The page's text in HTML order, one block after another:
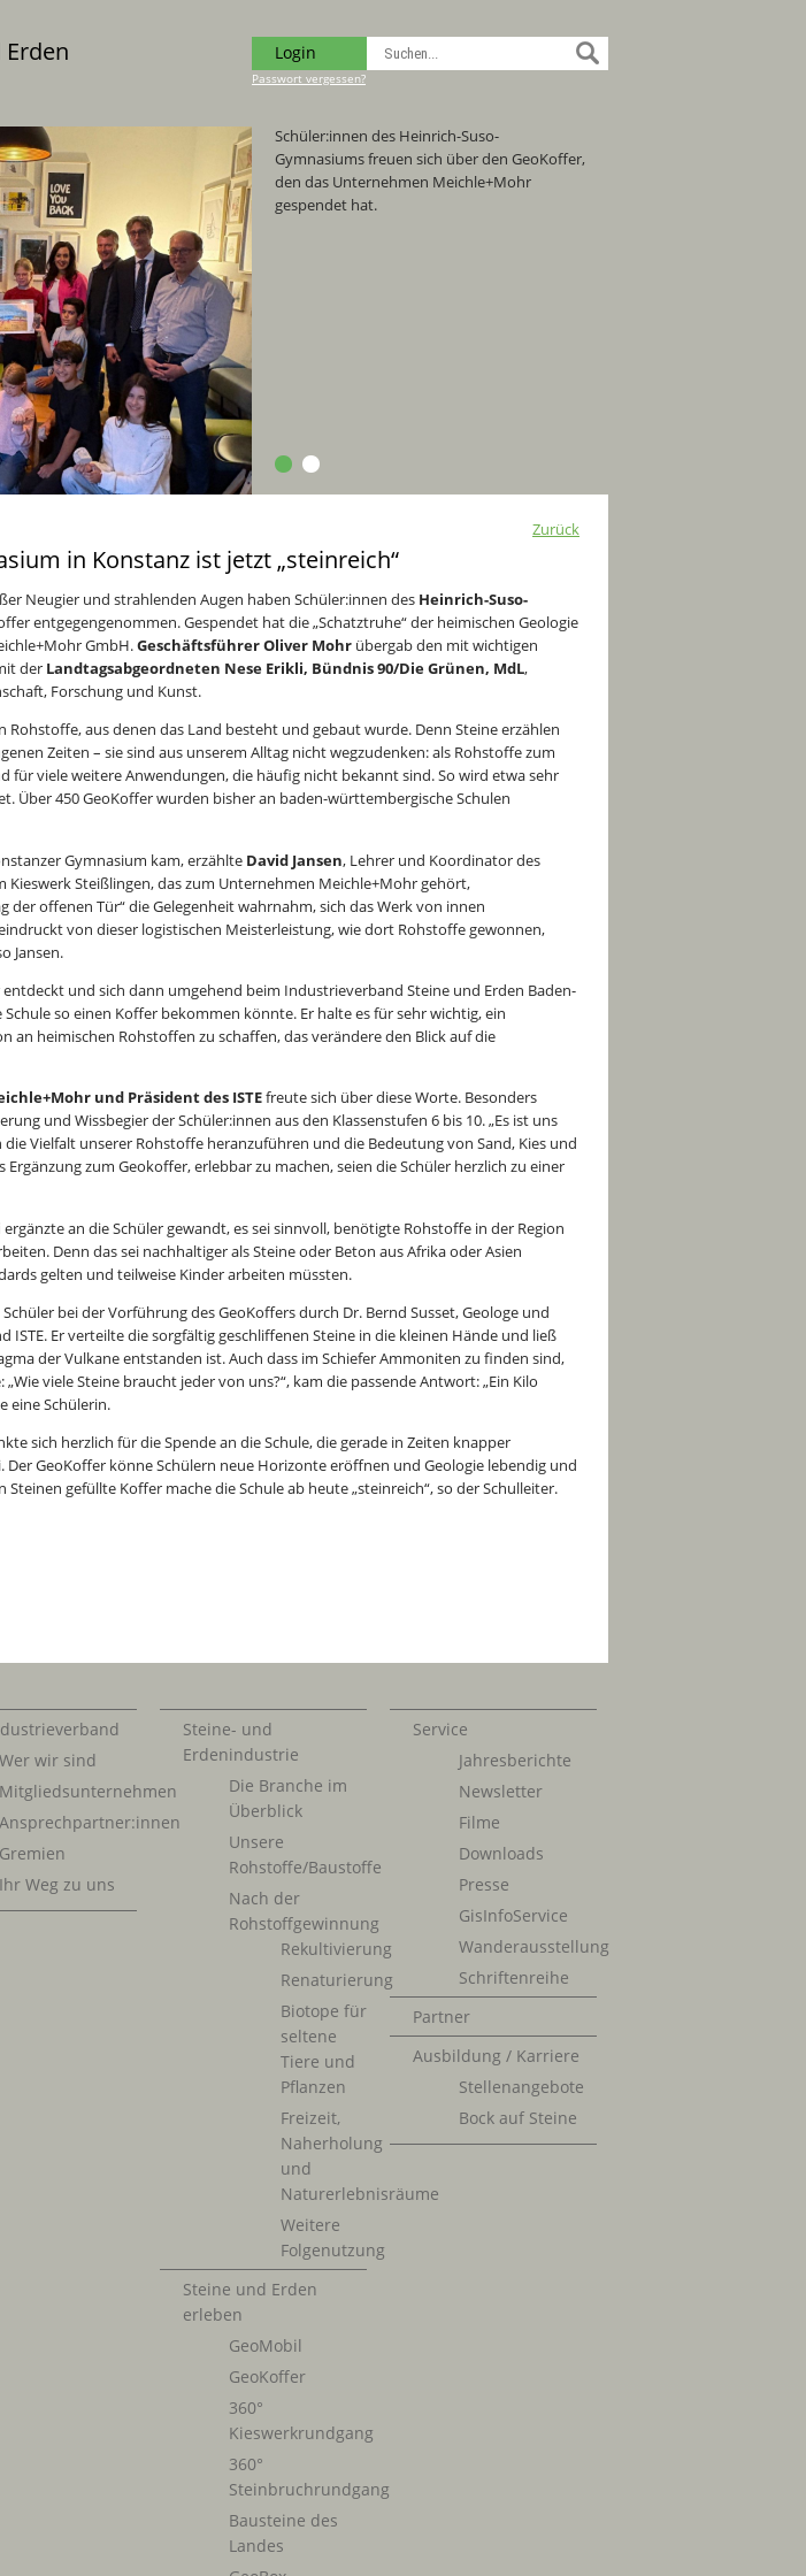
Login
Passwort vergessen?
Schüler:innen des Heinrich-Suso-
Gymnasiums freuen sich über den GeoKoffer,
den das Unternehmen Meichle+Mohr
gespendet hat.
Zurück
in Konstanz ist jetzt „steinreich“
Neugier und strahlenden Augen haben Schüler:innen des Heinrich-Suso-
entgegengenommen. Gespendet hat die „Schatztruhe“ der heimischen Geologie
GmbH.Geschäftsführer Oliver Mohr übergab den mit wichtigen
der Landtagsabgeordneten Nese Erikli, Bündnis 90/Die Grünen, MdL,
Forschung und Kunst.
Rohstoffe, aus denen das Land besteht und gebaut wurde. Denn Steine erzählen
Zeiten – sie sind aus unserem Alltag nicht wegzudenken: als Rohstoffe zum
für viele weitere Anwendungen, die häufig nicht bekannt sind. So wird etwa sehr
Über 450 GeoKoffer wurden bisher an baden-württembergische Schulen
Gymnasium kam, erzählte David Jansen, Lehrer und Koordinator des
Kieswerk Steißlingen, das zum Unternehmen Meichle+Mohr gehört,
der offenen Tür“ die Gelegenheit wahrnahm, sich das Werk von innen
von dieser logistischen Meisterleistung, wie dort Rohstoffe gewonnen,
Jansen.
und sich dann umgehend beim Industrieverband Steine und Erden Baden-
so einen Koffer bekommen könnte. Er halte es für sehr wichtig, ein
an heimischen Rohstoffen zu schaffen, das verändere den Blick auf die
und Präsident des ISTEfreute sich über diese Worte. Besonders
und Wissbegier der Schüler:innen aus den Klassenstufen 6 bis 10. „Es ist uns
Vielfalt unserer Rohstoffe heranzuführen und die Bedeutung von Sand, Kies und
Ergänzung zum Geokoffer, erlebbar zu machen, seien die Schüler herzlich zu einer
ergänzte an die Schüler gewandt, es sei sinnvoll, benötigte Rohstoffe in der Region
Denn das sei nachhaltiger als Steine oder Beton aus Afrika oder Asien
gelten und teilweise Kinder arbeiten müssten.
bei der Vorführung des GeoKoffers durch Dr. Bernd Susset, Geologe und
ISTE. Er verteilte die sorgfältig geschliffenen Steine in die kleinen Hände und ließ
der Vulkane entstanden ist. Auch dass im Schiefer Ammoniten zu finden sind,
viele Steine braucht jeder von uns?“, kam die passende Antwort: „Ein Kilo
eine Schülerin.
sich herzlich für die Spende an die Schule, die gerade in Zeiten knapper
Der GeoKoffer könne Schülern neue Horizonte eröffnen und Geologie lebendig und
gefüllte Koffer mache die Schule ab heute „steinreich“, so der Schulleiter.
Wer wir sind
Mitgliedsunternehmen
Ansprechpartner:innen
Gremien
Ihr Weg zu uns
Steine- und
Erdenindustrie
Die Branche im
Überblick
Unsere
Rohstoffe/Baustoffe
Nach der
Rohstoffgewinnung
Rekultivierung
Renaturierung
Biotope für
seltene
Tiere und
Pflanzen
Freizeit,
Naherholung
und
Naturerlebnisräume
Weitere
Folgenutzung
Steine und Erden
erleben
GeoMobil
GeoKoffer
360°
Kieswerkrundgang
360°
Steinbruchrundgang
Bausteine des
Landes
Service
Jahresberichte
Newsletter
Filme
Downloads
Presse
GisInfoService
Wanderausstellung
Schriftenreihe
Partner
Ausbildung / Karriere
Stellenangebote
Bock auf Steine